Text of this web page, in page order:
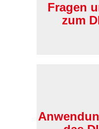
Fragen
zum